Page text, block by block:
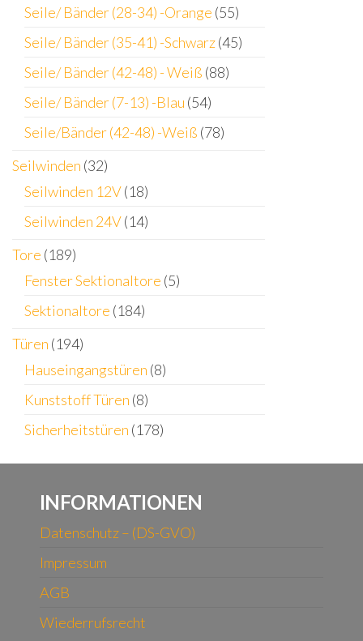
Seile/ Bänder (28-34) -Orange (55)
Seile/ Bänder (35-41) -Schwarz(45)
Seile/ Bänder (42-48) - Weiß (88)
Seile/ Bänder (7-13) -Blau (54)
Seile/Bänder (42-48) -Weiß (78)
Seilwinden (32)
Seilwinden 12V(18)
Seilwinden 24V(14)
Tore (189)
Fenster Sektionaltore (5)
Sektionaltore (184)
Türen (194)
Hauseingangstüren (8)
Kunststoff Türen (8)
Sicherheitstüren (178)
INFORMATIONEN
Datenschutz – (DS-GVO)
Impressum
AGB
Wiederrufsrecht